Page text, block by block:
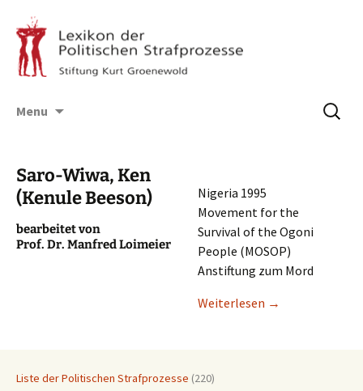
Menu
Suchen
nach:
Saro-Wiwa, Ken
(Kenule Beeson)
bearbei­tet von
Prof. Dr. Manfred Loimeier
Nigeria 1995
Movement for the
Survi­val of the Ogoni
People (MOSOP)
Anstif­tung zum Mord
Weiter­le­sen →
Liste der Politischen Strafprozesse (220)